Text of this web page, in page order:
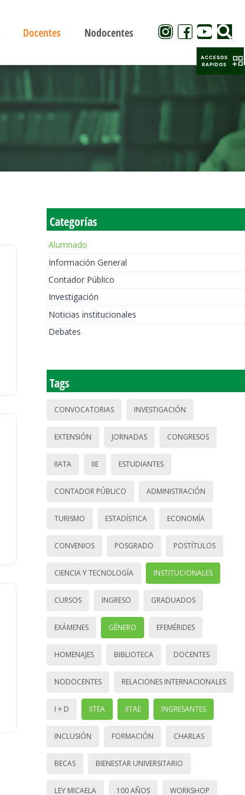
Docentes Nodocentes
Categorías
Alumnado
Información General
Contador Público
Investigación
Noticias institucionales
Debates
Tags
CONVOCATORIAS INVESTIGACIÓN
EXTENSIÓN JORNADAS CONGRESOS
IIATA IIE ESTUDIANTES
CONTADOR PÚBLICO ADMINISTRACIÓN
TURISMO ESTADÍSTICA ECONOMÍA
CONVENIOS POSGRADO POSTÍTULOS
CIENCIA Y TECNOLOGÍA INSTITUCIONALES
CURSOS INGRESO GRADUADOS
EXÁMENES GÉNERO EFEMÉRIDES
HOMENAJES BIBLIOTECA DOCENTES
NODOCENTES RELACIONES INTERNACIONALES
I + D IITEA IITAE INGRESANTES
INCLUSIÓN FORMACIÓN CHARLAS
BECAS BIENESTAR UNIVERSITARIO
LEY MICAELA 100 AÑOS WORKSHOP
ACCESOS
RAPIDOS